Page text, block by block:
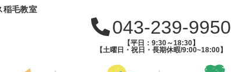
稲毛教室
043-239-9950
【平日：9:30～18:30】
【土曜日・祝日・長期休暇/9:00~18:00】